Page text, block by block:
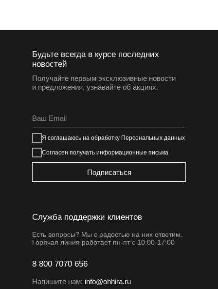
Будьте всегда в курсе последних
новостей
Получайте первым эксклюзивные новости
и предложения, узнавайте об акциях.
Служба поддержки клиентов
8 800 7070 656
Напишите нам: info@ohhira.ru
Есть вопросы? Мы с радостью на них ответим.
Горячая линия работает пн-пт с 10:00-17:00
Я соглашаюсь на обработку Персональных данных
Согласен получать информационные письма
Подписаться